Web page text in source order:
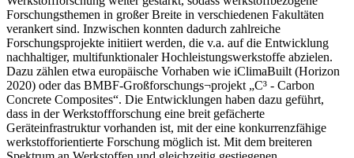
Forschungsthemen in großer Breite in verschiedenen Fakultäten
verankert sind. Inzwischen konnten dadurch zahlreiche
Forschungsprojekte initiiert werden, die v.a. auf die Entwicklung
nachhaltiger, multifunktionaler Hochleistungswerkstoffe abzielen.
Dazu zählen etwa europäische Vorhaben wie iClimaBuilt (Horizon
2020) oder das BMBF-Großforschungs¬projekt „C³ - Carbon
Concrete Composites“. Die Entwicklungen haben dazu geführt,
dass in der Werkstoffforschung eine breit gefächerte
Geräteinfrastruktur vorhanden ist, mit der eine konkurrenzfähige
werkstofforientierte Forschung möglich ist. Mit dem breiteren